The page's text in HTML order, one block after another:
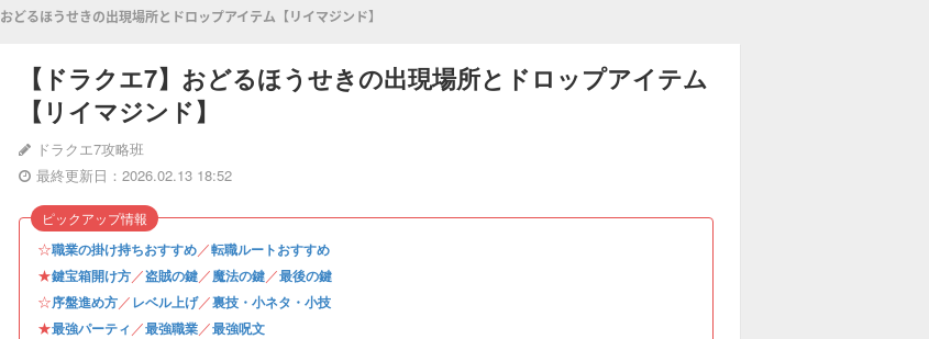
おどるほうせきの出現場所とドロップアイテム【リイマジンド】
【ドラクエ7】おどるほうせきの出現場所とドロップアイテム
【リイマジンド】
ドラクエ7攻略班
最終更新日：2026.02.13 18:52
☆職業の掛け持ちおすすめ／転職ルートおすすめ
★鍵宝箱開け方／盗賊の鍵／魔法の鍵／最後の鍵
☆序盤進め方／レベル上げ／裏技・小ネタ・小技
★最強パーティ ／最強職業／最強呪文
ピックアップ情報